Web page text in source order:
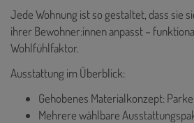
Jede Wohnung ist so gestaltet, dass sie
ihrer Bewohner:innen anpasst –
Wohlfühlfaktor.
Ausstattung im Überblick:
Gehobenes Materialkonzept:
Mehrere wählbare